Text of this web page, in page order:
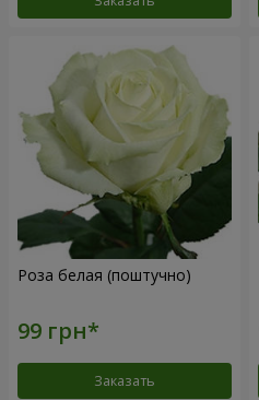
Роза белая (поштучно)
Заказать